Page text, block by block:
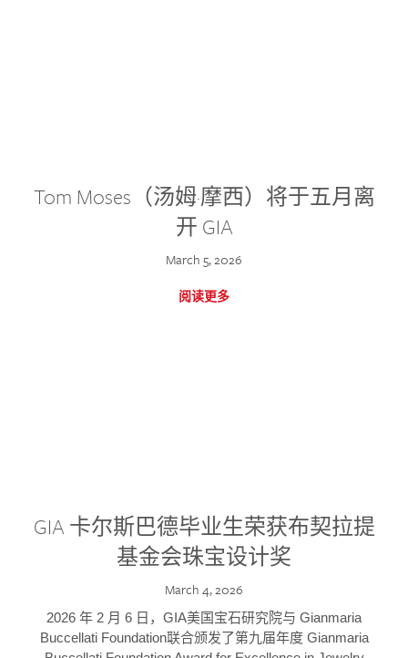
Tom Moses（汤姆·摩西）将于五月离
开 GIA
March 5, 2026
阅读更多
GIA 卡尔斯巴德毕业生荣获布契拉提
基金会珠宝设计奖
March 4, 2026
2026 年 2 月 6 日，GIA美国宝石研究院与 Gianmaria
Buccellati Foundation联合颁发了第九届年度 Gianmaria